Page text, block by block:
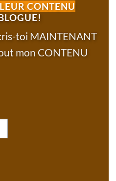
CONTENU
toi MAINTENANT
mon CONTENU